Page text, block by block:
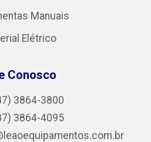
Manuais
Elétrico
Conosco
3864-3800
3864-4095